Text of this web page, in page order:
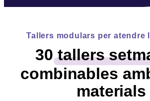
Tallers modulars per atendre
30tallers
combinables
materials